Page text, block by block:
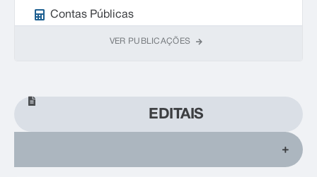
Contas Públicas
VER PUBLICAÇÕES
EDITAIS